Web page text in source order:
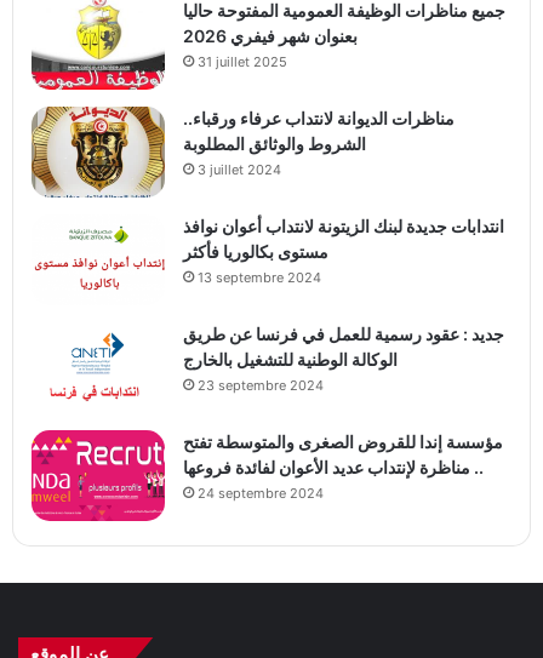
جميع مناظرات الوظيفة العمومية المفتوحة حاليا
بعنوان شهر فيفري 2026
31 juillet 2025
مناظرات الديوانة لانتداب عرفاء ورقباء..
الشروط والوثائق المطلوبة
3 juillet 2024
انتدابات جديدة لبنك الزيتونة لانتداب أعوان نوافذ
مستوى بكالوريا فأكثر
13 septembre 2024
جديد : عقود رسمية للعمل في فرنسا عن طريق
الوكالة الوطنية للتشغيل بالخارج
23 septembre 2024
مؤسسة إندا للقروض الصغرى والمتوسطة تفتح
مناظرة لإنتداب عديد الأعوان لفائدة فروعها ..
24 septembre 2024